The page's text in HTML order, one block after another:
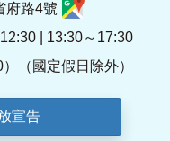
府路4號
| 13:30～17:30
（國定假日除外）
宣告